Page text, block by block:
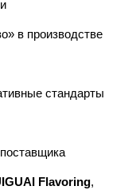
в производстве
стандарты
Flavoring,